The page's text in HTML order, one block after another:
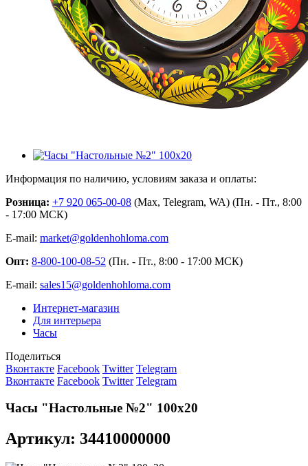
Информация по наличию, условиям заказа и оплаты:
Розница: +7 920 065-00-08 (Max, Telegram, WA) (Пн. - Пт., 8:00
- 17:00 МСК)
E-mail: market@goldenhohloma.com
Опт: 8-800-100-08-52 (Пн. - Пт., 8:00 - 17:00 МСК)
E-mail: sales15@goldenhohloma.com
Интернет-магазин
Для интерьера
Часы
Поделиться
Вконтакте Facebook Twitter Telegram
Вконтакте Facebook Twitter Telegram
Часы "Настольные №2" 100х20
Артикул: 34410000000